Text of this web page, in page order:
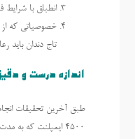
انطباق با شرایط
خصوصیاتی که
تاج دندان باید
اندازه درست و